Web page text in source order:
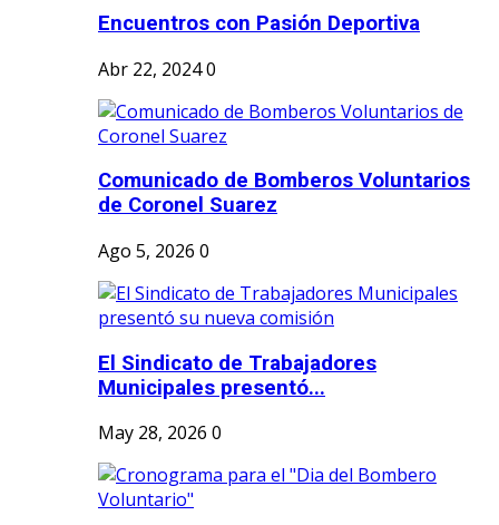
Encuentros con Pasión Deportiva
Abr 22, 20240
Comunicado de Bomberos Voluntarios
de Coronel Suarez
Ago 5, 2026 0
El Sindicato de Trabajadores
Municipales presentó...
May 28, 2026 0